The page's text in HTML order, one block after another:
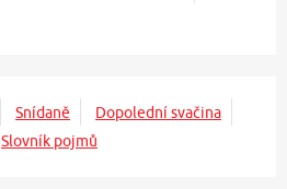
Snídaně
Dopolední svačina
Slovník pojmů